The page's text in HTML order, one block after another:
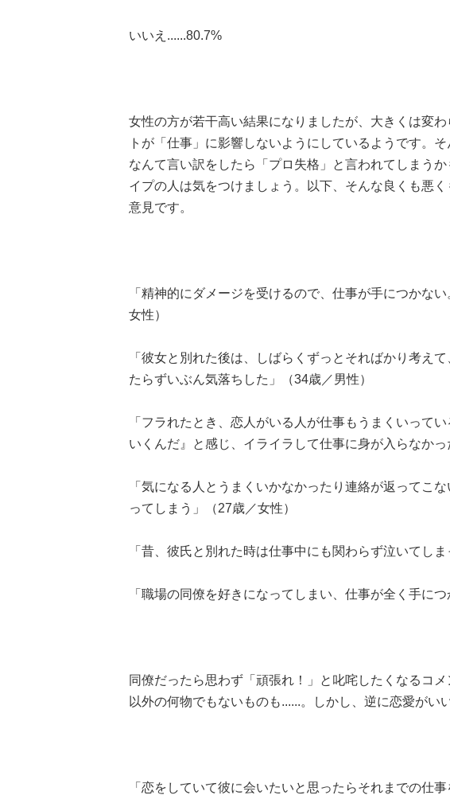
いいえ......80.7%
女性の方が若干高い結果になりましたが、大きくは変
トが「仕事」に影響しないようにしているようです。
なんて言い訳をしたら「プロ失格」と言われてしまう
イプの人は気をつけましょう。以下、そんな良くも悪
意見です。
「精神的にダメージを受けるので、仕事が手につかな
女性）
「彼女と別れた後は、しばらくずっとそればかり考え
たらずいぶん気落ちした」（34歳／男性）
「フラれたとき、恋人がいる人が仕事もうまくいって
いくんだ』と感じ、イライラして仕事に身が入らなかっ
「気になる人とうまくいかなかったり連絡が返ってこ
ってしまう」（27歳／女性）
「昔、彼氏と別れた時は仕事中にも関わらず泣いてしま
「職場の同僚を好きになってしまい、仕事が全く手に
同僚だったら思わず「頑張れ！」と叱咤したくなるコ
以外の何物でもないものも......。しかし、逆に恋愛がい
「恋をしていて彼に会いたいと思ったらそれまでの仕